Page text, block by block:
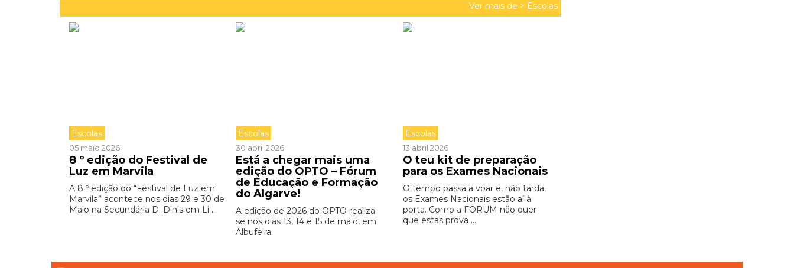
Ver mais de > Escolas
Escolas
05 maio 2026
8 º edição do Festival de
Luz em Marvila
A 8 º edição do “Festival de Luz em
Marvila” acontece nos dias 29 e 30 de
Maio na Secundária D. Dinis em Li ...
Escolas
30 abril 2026
Está a chegar mais uma
edição do OPTO – Fórum
de Educação e Formação
do Algarve!
A edição de 2026 do OPTO realiza-
se nos dias 13, 14 e 15 de maio, em
Albufeira.
Escolas
13 abril 2026
O teu kit de preparação
para os Exames Nacionais
O tempo passa a voar e, não tarda,
os Exames Nacionais estão aí à
porta. Como a FORUM não quer
que estas prova ...